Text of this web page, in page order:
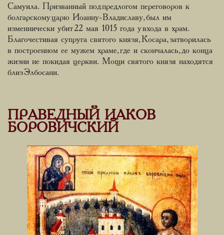
Самуила. Призванный под предлогом переговоров к
болгарскому царю Иоанну-Владиславу, был им
изменнически убит 22 мая 1015 года у входа в храм.
Благочестивая супруга святого князя, Косара, затворилась
в построенном ее мужем храме, где и скончалась, до конца
жизни не покидая церкви. Мощи святого князя находятся
близ Элбосани.
ПРАВЕДНЫЙ ИАКОВ
БОРОВИЧСКИЙ